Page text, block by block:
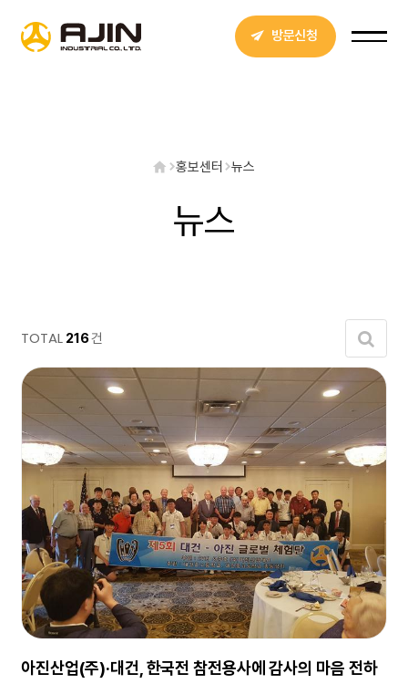
방문신청
홍보센터 뉴스
뉴스
TOTAL 216건
아진산업(주)·대건, 한국전 참전용사에 감사의 마음 전하